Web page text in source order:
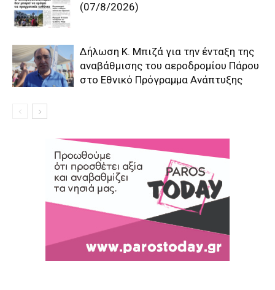
(07/8/2026)
Δήλωση Κ. Μπιζά για την ένταξη της
αναβάθμισης του αεροδρομίου Πάρου
στο Εθνικό Πρόγραμμα Ανάπτυξης